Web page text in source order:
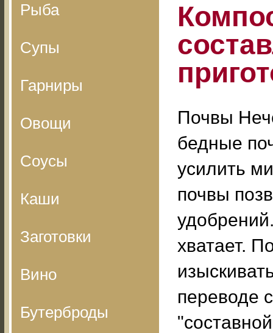
Рыба
Супы
Гарниры
Овощи
Соусы
Каши
Заготовки
Вино
Бутерброды
Почвы
бедные
усилить
почвы
хватает.
переводе